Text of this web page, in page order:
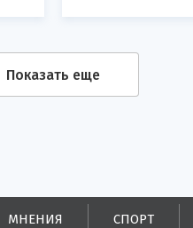
Показать еще
МНЕНИЯ СПОРТ